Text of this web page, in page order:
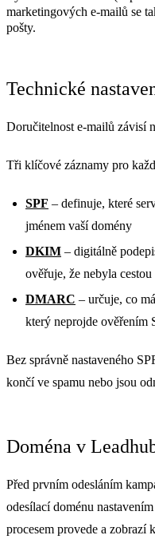
marketingových e-mailů se
pošty.
Technické
Doručitelnost e-mailů závisí
Tři klíčové záznamy pro
SPF – definuje, které
jménem vaší domény
DKIM – digitálně
ověřuje, že nebyla cestou
DMARC – určuje, co
který neprojde ověřením
Bez správně nastaveného
končí ve spamu nebo jsou
Doména v
Před prvním odesláním
odesílací doménu
procesem provede a zobrazí